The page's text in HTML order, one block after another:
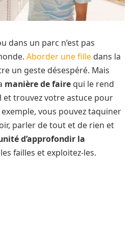
dans un parc n’est pas
Aborder une fille dans la
un geste désespéré. Mais
manière de faire qui le rend
et trouvez votre astuce pour
vous pouvez taquiner
parler de tout et de rien et
d’approfondir la
failles et exploitez-les.